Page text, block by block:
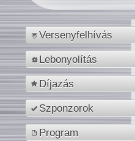
Versenyfelhívás
Lebonyolítás
Díjazás
Szponzorok
Program